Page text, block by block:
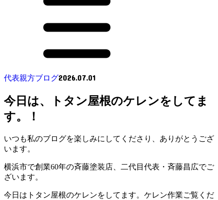
代表親方ブログ2026.07.01
今日は、トタン屋根のケレンをしてま
す。！
いつも私のブログを楽しみにしてくださり、ありがとうござ
います。
横浜市で創業60年の斉藤塗装店、二代目代表・斉藤昌広でご
ざいます。
今日はトタン屋根のケレンをしてます。ケレン作業ご覧くだ